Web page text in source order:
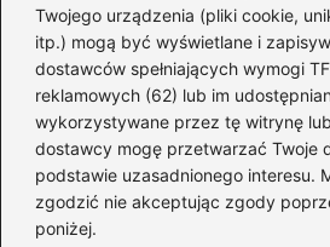
Twojego urządzenia (pliki cookie,
itp.) mogą być wyświetlane i
dostawców spełniających wymogi
reklamowych (62) lub im
wykorzystywane przez tę witrynę
dostawcy mogę przetwarzać Twoje
podstawie uzasadnionego interesu.
zgodzić nie akceptując zgody
poniżej.
Jak skutecznie unikać
fakturach zgodnie z art.
VAT
Druga żona lidera PSL